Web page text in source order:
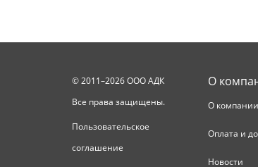
© 2011–2026 ООО АДК
Все права защищены.
Пользовательское
соглашение
О
О компании
Оплата и
Новости